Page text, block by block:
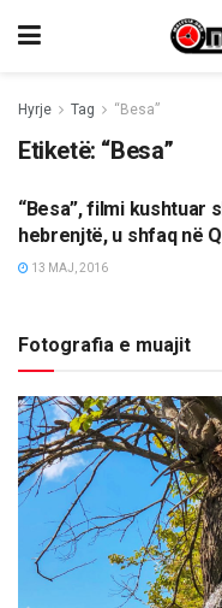
Hyrje Tag “Besa”
Etiketë: “Besa”
KULTURË
“Besa”, filmi kushtuar
hebrenjtë, u shfaq në
13 MAJ, 2016
Fotografia e muajit